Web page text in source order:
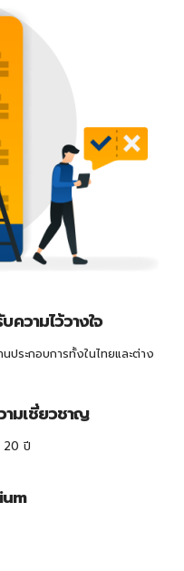
ความไว้วางใจ
ประกอบการทั้งในไทยและต่าง
ามเชี่ยวชาญ
20 ปี